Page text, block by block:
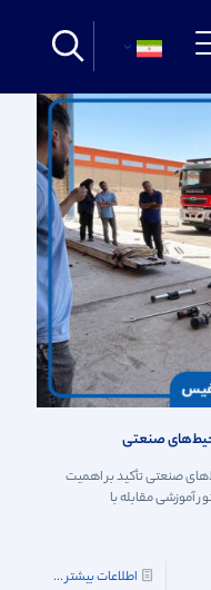
Show all
صنعتی
صنعتی تأکید بر اهمیت
آموزشی مقابله با
اطلاعات بیشتر ...